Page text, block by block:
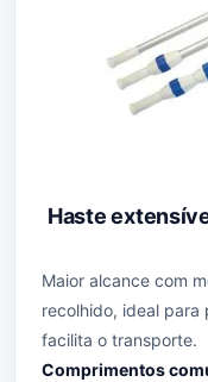
Haste
Maior alcance com
recolhido, ideal para
facilita o transporte.
Comprimentos